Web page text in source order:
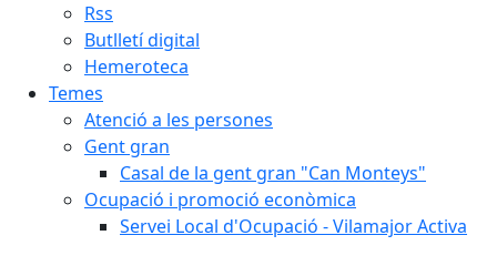
Rss
Butlletí digital
Hemeroteca
Temes
Atenció a les persones
Gent gran
Casal de la gent gran "Can Monteys"
Ocupació i promoció econòmica
Servei Local d'Ocupació - Vilamajor Activa